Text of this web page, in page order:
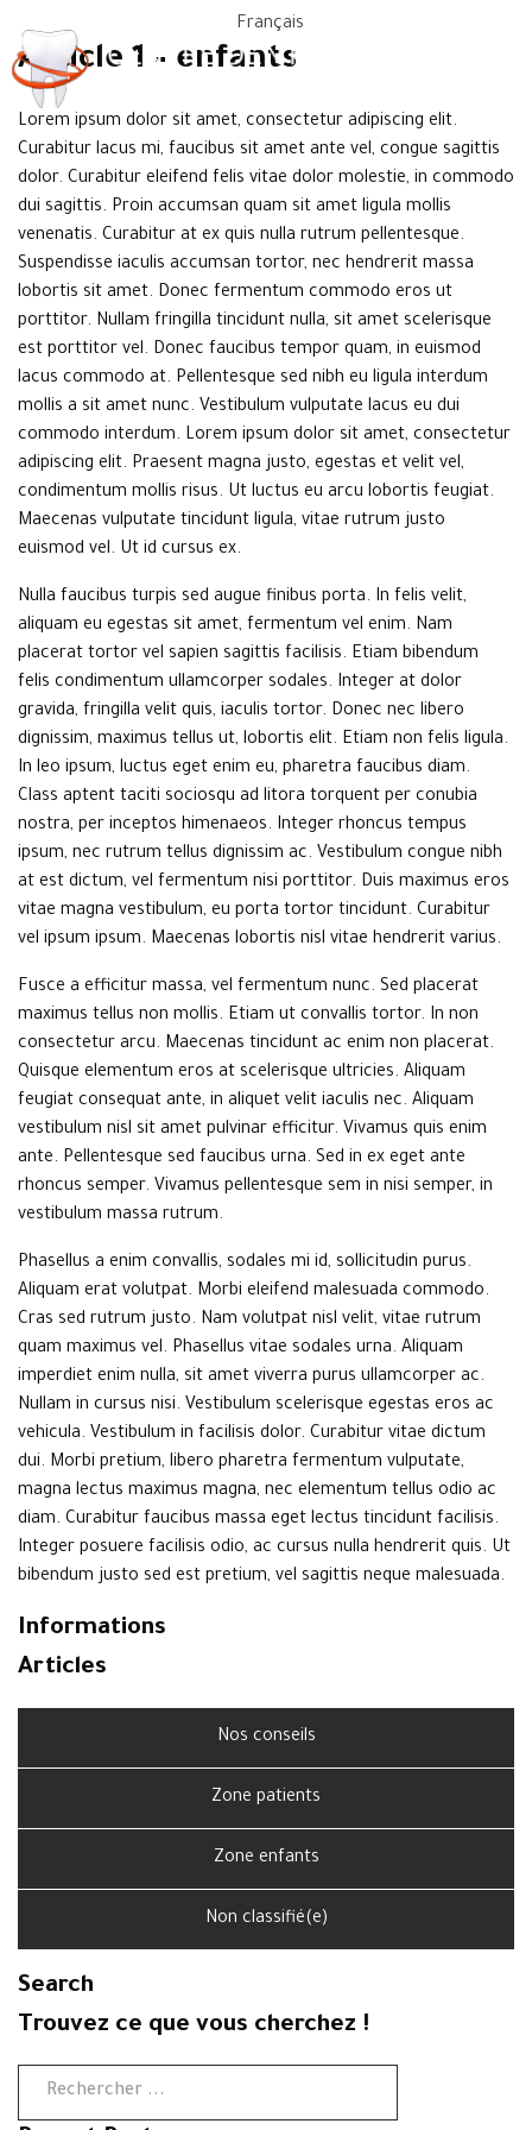
Article 1 – enfants
Lorem ipsum dolor sit amet, consectetur adipiscing elit.
Curabitur lacus mi, faucibus sit amet ante vel, congue sagittis
dolor. Curabitur eleifend felis vitae dolor molestie, in commodo
dui sagittis. Proin accumsan quam sit amet ligula mollis
venenatis. Curabitur at ex quis nulla rutrum pellentesque.
Suspendisse iaculis accumsan tortor, nec hendrerit massa
lobortis sit amet. Donec fermentum commodo eros ut
porttitor. Nullam fringilla tincidunt nulla, sit amet scelerisque
est porttitor vel. Donec faucibus tempor quam, in euismod
lacus commodo at. Pellentesque sed nibh eu ligula interdum
mollis a sit amet nunc. Vestibulum vulputate lacus eu dui
commodo interdum. Lorem ipsum dolor sit amet, consectetur
adipiscing elit. Praesent magna justo, egestas et velit vel,
condimentum mollis risus. Ut luctus eu arcu lobortis feugiat.
Maecenas vulputate tincidunt ligula, vitae rutrum justo
euismod vel. Ut id cursus ex.
Nulla faucibus turpis sed augue finibus porta. In felis velit,
aliquam eu egestas sit amet, fermentum vel enim. Nam
placerat tortor vel sapien sagittis facilisis. Etiam bibendum
felis condimentum ullamcorper sodales. Integer at dolor
gravida, fringilla velit quis, iaculis tortor. Donec nec libero
dignissim, maximus tellus ut, lobortis elit. Etiam non felis ligula.
In leo ipsum, luctus eget enim eu, pharetra faucibus diam.
Class aptent taciti sociosqu ad litora torquent per conubia
nostra, per inceptos himenaeos. Integer rhoncus tempus
ipsum, nec rutrum tellus dignissim ac. Vestibulum congue nibh
at est dictum, vel fermentum nisi porttitor. Duis maximus eros
vitae magna vestibulum, eu porta tortor tincidunt. Curabitur
vel ipsum ipsum. Maecenas lobortis nisl vitae hendrerit varius.
Fusce a efficitur massa, vel fermentum nunc. Sed placerat
maximus tellus non mollis. Etiam ut convallis tortor. In non
consectetur arcu. Maecenas tincidunt ac enim non placerat.
Quisque elementum eros at scelerisque ultricies. Aliquam
feugiat consequat ante, in aliquet velit iaculis nec. Aliquam
vestibulum nisl sit amet pulvinar efficitur. Vivamus quis enim
ante. Pellentesque sed faucibus urna. Sed in ex eget ante
rhoncus semper. Vivamus pellentesque sem in nisi semper, in
vestibulum massa rutrum.
Phasellus a enim convallis, sodales mi id, sollicitudin purus.
Aliquam erat volutpat. Morbi eleifend malesuada commodo.
Cras sed rutrum justo. Nam volutpat nisl velit, vitae rutrum
quam maximus vel. Phasellus vitae sodales urna. Aliquam
imperdiet enim nulla, sit amet viverra purus ullamcorper ac.
Nullam in cursus nisi. Vestibulum scelerisque egestas eros ac
vehicula. Vestibulum in facilisis dolor. Curabitur vitae dictum
dui. Morbi pretium, libero pharetra fermentum vulputate,
magna lectus maximus magna, nec elementum tellus odio ac
diam. Curabitur faucibus massa eget lectus tincidunt facilisis.
Integer posuere facilisis odio, ac cursus nulla hendrerit quis. Ut
bibendum justo sed est pretium, vel sagittis neque malesuada.
Informations
Articles
Nos conseils
Zone patients
Zone enfants
Non classifié(e)
Search
Trouvez ce que vous cherchez !
Français